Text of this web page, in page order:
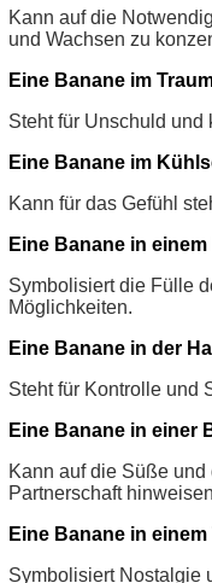
Kann auf die
und Wachsen zu
Eine Banane im
Steht für Unschuld und
Eine Banane im
Kann für das Gefühl
Eine Banane in einem
Symbolisiert die Fülle
Möglichkeiten.
Eine Banane in der
Steht für Kontrolle und
Eine Banane in einer
Kann auf die Süße
Partnerschaft
Eine Banane in
Symbolisiert Nostalgie